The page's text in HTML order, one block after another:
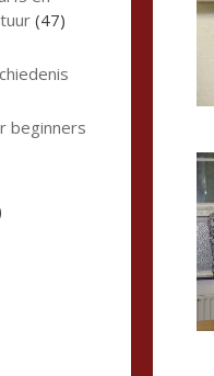
(47)
beginners